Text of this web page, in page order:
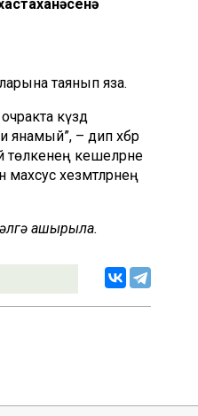
таянып яза.
күздә
– дип хәбәр
төлкенең кешеләрне
махсус хезмәтләрнең
ашырыла.